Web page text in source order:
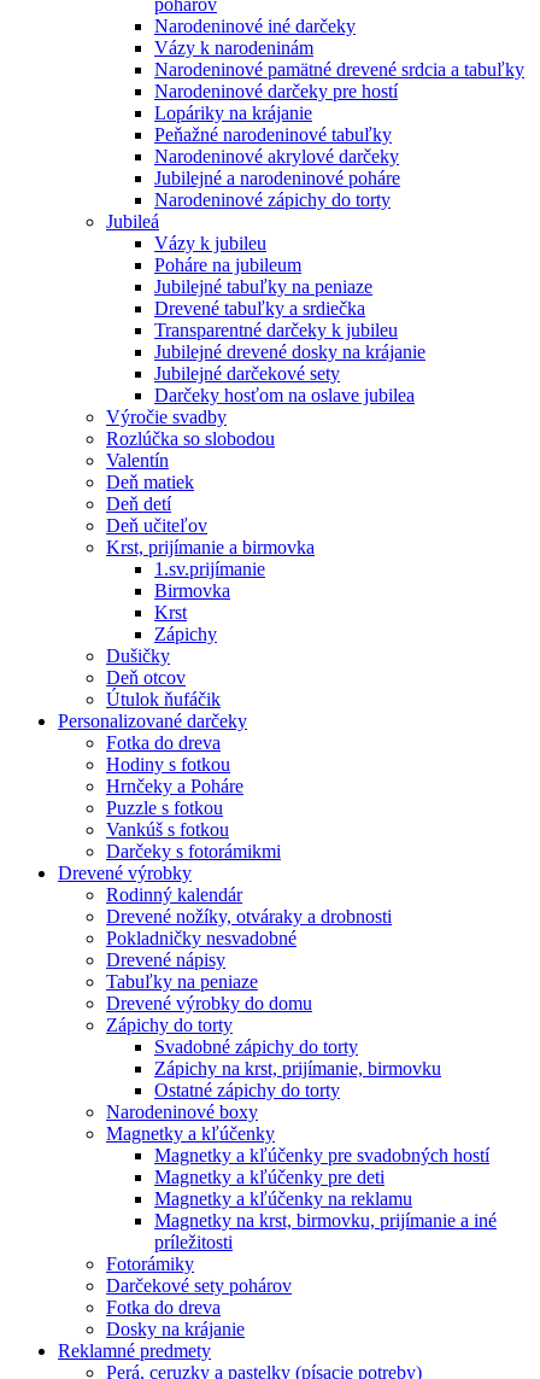
pohárov
Narodeninové iné darčeky
Vázy k narodeninám
Narodeninové pamätné drevené srdcia a tabuľky
Narodeninové darčeky pre hostí
Lopáriky na krájanie
Peňažné narodeninové tabuľky
Narodeninové akrylové darčeky
Jubilejné a narodeninové poháre
Narodeninové zápichy do torty
Jubileá
Vázy k jubileu
Poháre na jubileum
Jubilejné tabuľky na peniaze
Drevené tabuľky a srdiečka
Transparentné darčeky k jubileu
Jubilejné drevené dosky na krájanie
Jubilejné darčekové sety
Darčeky hosťom na oslave jubilea
Výročie svadby
Rozlúčka so slobodou
Valentín
Deň matiek
Deň detí
Deň učiteľov
Krst, prijímanie a birmovka
1.sv.prijímanie
Birmovka
Krst
Zápichy
Dušičky
Deň otcov
Útulok ňufáčik
Personalizované darčeky
Fotka do dreva
Hodiny s fotkou
Hrnčeky a Poháre
Puzzle s fotkou
Vankúš s fotkou
Darčeky s fotorámikmi
Drevené výrobky
Rodinný kalendár
Drevené nožíky, otváraky a drobnosti
Pokladničky nesvadobné
Drevené nápisy
Tabuľky na peniaze
Drevené výrobky do domu
Zápichy do torty
Svadobné zápichy do torty
Zápichy na krst, prijímanie, birmovku
Ostatné zápichy do torty
Narodeninové boxy
Magnetky a kľúčenky
Magnetky a kľúčenky pre svadobných hostí
Magnetky a kľúčenky pre deti
Magnetky a kľúčenky na reklamu
Magnetky na krst, birmovku, prijímanie a iné
príležitosti
Fotorámiky
Darčekové sety pohárov
Fotka do dreva
Dosky na krájanie
Reklamné predmety
Perá, ceruzky a pastelky (písacie potreby)